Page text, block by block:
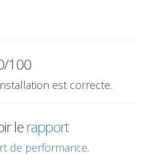
100
est correcte.
lerapport
de performance.